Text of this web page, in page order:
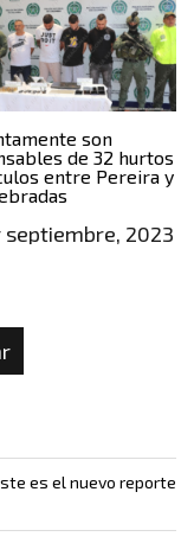
son
de 32 hurtos
entre Pereira y
septiembre, 2023
es el nuevo reporte